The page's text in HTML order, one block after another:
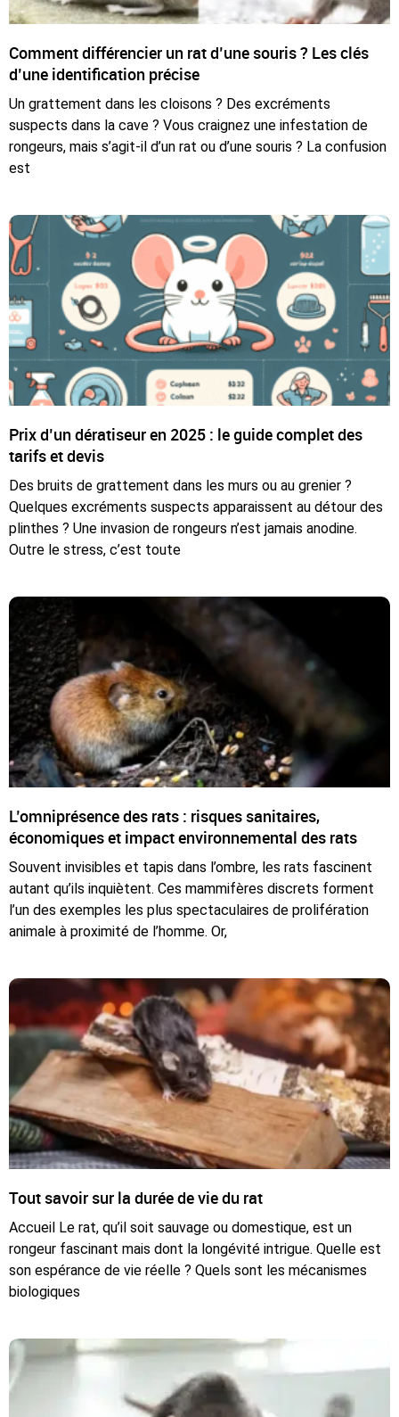
Comment différencier un rat d’une souris ? Les clés
d’une identification précise
Un grattement dans les cloisons ? Des excréments
suspects dans la cave ? Vous craignez une infestation de
rongeurs, mais s’agit-il d’un rat ou d’une souris ? La confusion
est
Prix d’un dératiseur en 2025 : le guide complet des
tarifs et devis
Des bruits de grattement dans les murs ou au grenier ?
Quelques excréments suspects apparaissent au détour des
plinthes ? Une invasion de rongeurs n’est jamais anodine.
Outre le stress, c’est toute
L’omniprésence des rats : risques sanitaires,
économiques et impact environnemental des rats
Souvent invisibles et tapis dans l’ombre, les rats fascinent
autant qu’ils inquiètent. Ces mammifères discrets forment
l’un des exemples les plus spectaculaires de prolifération
animale à proximité de l’homme. Or,
Tout savoir sur la durée de vie du rat
Accueil Le rat, qu’il soit sauvage ou domestique, est un
rongeur fascinant mais dont la longévité intrigue. Quelle est
son espérance de vie réelle ? Quels sont les mécanismes
biologiques